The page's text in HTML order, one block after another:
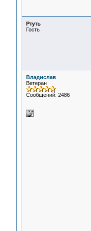
Ртуть
Гость
Владислав
Ветеран
Сообщений: 2486